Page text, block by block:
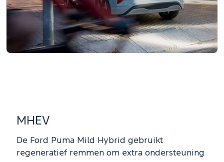
MHEV
De Ford Puma Mild Hybrid gebruikt
regeneratief remmen om extra ondersteuning